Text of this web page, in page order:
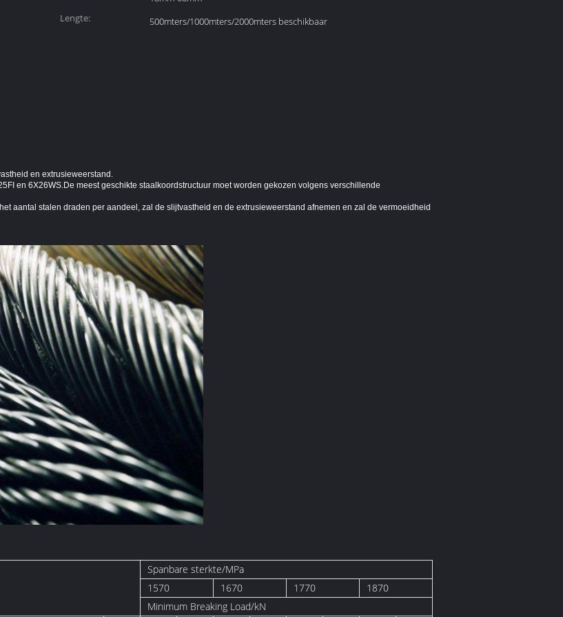
Lengte:
500mters/1000mters/2000mters beschikbaar
en extrusieweerstand.
en 6X26WS.De meest geschikte staalkoordstructuur moet worden gekozen volgens verschillende
aantal stalen draden per aandeel, zal de slijtvastheid en de extrusieweerstand afnemen en zal de vermoeidheid
Spanbare sterkte/MPa
1570
1670 1770
1870
Minimum Breaking Load/kN